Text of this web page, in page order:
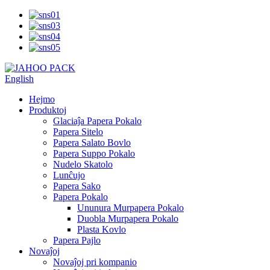
English
Hejmo
Produktoj
Glaciaĵa Papera Pokalo
Papera Sitelo
Papera Salato Bovlo
Papera Suppo Pokalo
Nudelo Skatolo
Lunĉujo
Papera Sako
Papera Pokalo
Ununura Murpapera Pokalo
Duobla Murpapera Pokalo
Plasta Kovlo
Papera Pajlo
Novaĵoj
Novaĵoj pri kompanio